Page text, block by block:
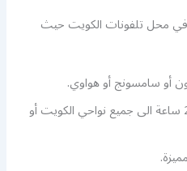
محل تلفونات الكويت حيث
أو سامسونج أو هواوي.
نؤمن محل تلفونات توصيل 24 ساعة الى جميع نواحي الكويت أو